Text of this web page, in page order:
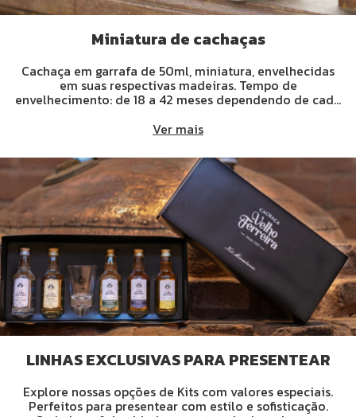
Miniatura de cachaças
Cachaça em garrafa de 50ml, miniatura, envelhecidas
em suas respectivas madeiras. Tempo de
envelhecimento: de 18 a 42 meses dependendo de cada
Ver mais
LINHAS EXCLUSIVAS PARA PRESENTEAR
Explore nossas opções de Kits com valores especiais.
Perfeitos para presentear com estilo e sofisticação.